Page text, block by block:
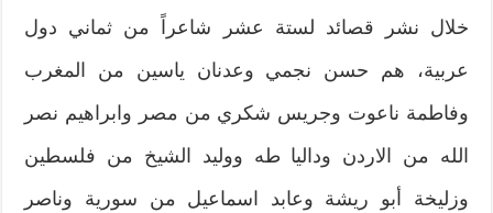
خلال نشر قصائد لستة عشر شاعراً من ثماني دول
عربية، هم حسن نجمي وعدنان ياسين من المغرب
وفاطمة ناعوت وجريس شكري من مصر وابراهيم نصر
الله من الاردن وداليا طه ووليد الشيخ من فلسطين
وزليخة أبو ريشة وعابد اسماعيل من سورية وناصر